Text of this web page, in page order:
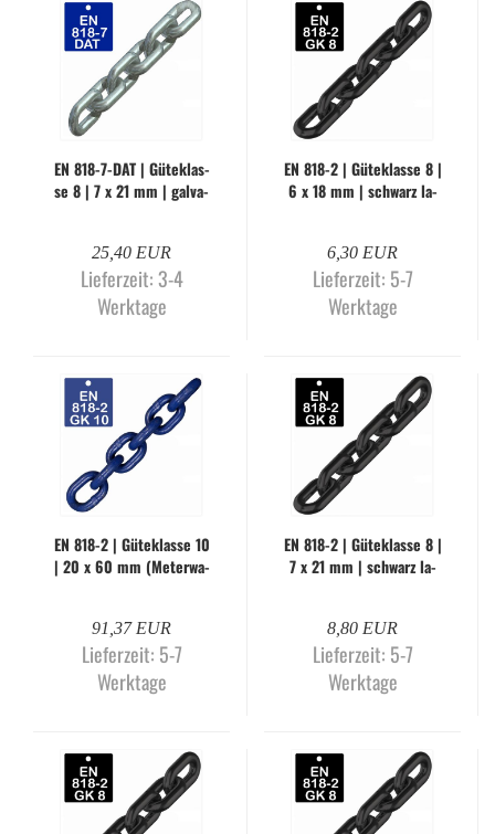
EN 818-​7-DAT | Gü­te­klas­
se 8 | 7 x 21 mm | gal­va­
25,40 EUR
Lieferzeit:3-4
Werktage
EN 818-2 | Gü­te­klas­se 8 |
6 x 18 mm | schwarz la­
6,30 EUR
Lieferzeit: 5-7
Werktage
EN 818-2 | Gü­te­klas­se 10
| 20 x 60 mm (Me­ter­wa­
91,37 EUR
Lieferzeit: 5-7
Werktage
EN 818-2 | Gü­te­klas­se 8 |
7 x 21 mm | schwarz la­
8,80 EUR
Lieferzeit: 5-7
Werktage